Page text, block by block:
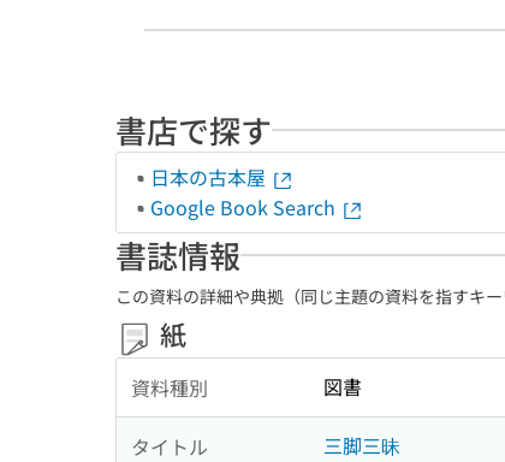
書店で探す
日本の古本屋
Google Book Search
書誌情報
この資料の詳細や典拠（同じ主題の資料を指すキ
紙
資料種別 図書
タイトル 三脚三昧